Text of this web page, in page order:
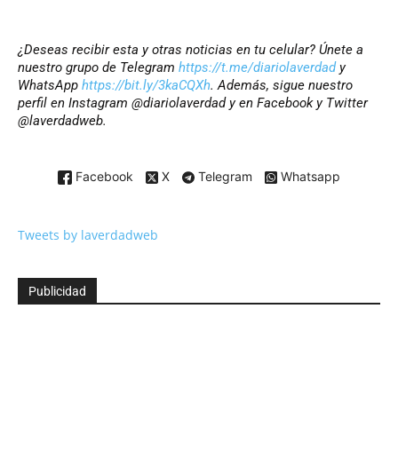
¿Deseas recibir esta y otras noticias en tu celular? Únete a
nuestro grupo de Telegram https://t.me/diariolaverdady
WhatsApp https://bit.ly/3kaCQXh. Además, sigue nuestro
perfil en Instagram @diariolaverdad y en Facebook y Twitter
@laverdadweb.
Facebook X Telegram Whatsapp
Tweets by laverdadweb
Publicidad